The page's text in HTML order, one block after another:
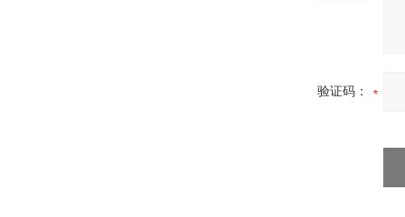
验证码：